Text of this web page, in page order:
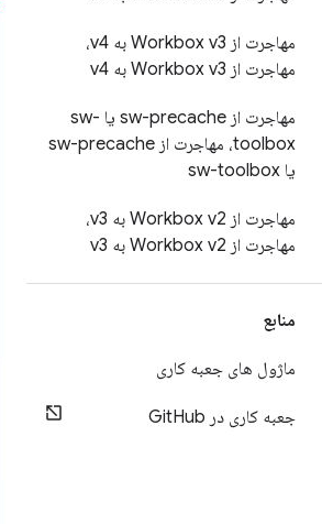
مهاجرت از Workbox v3 به v4،
مهاجرت از Workbox v3 به v4
مهاجرت از sw-precache یا sw-
toolbox، مهاجرت از sw-precache
یا sw-toolbox
مهاجرت از Workbox v2 به v3،
مهاجرت از Workbox v2 به v3
منابع
ماژول های جعبه کاری
جعبه کاری در Git Hub